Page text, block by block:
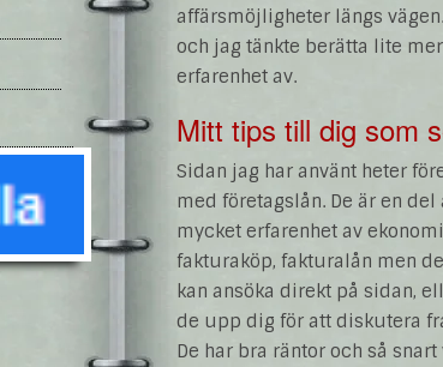
affärsmöjligheter längs
och jag tänkte berätta lite
erfarenhet av.
Mitt tips till dig som
Sidan jag har använt heter
med företagslån. De är en
mycket erfarenhet av
fakturaköp, fakturalån men
kan ansöka direkt på sidan,
de upp dig för att diskutera
De har bra räntor och så